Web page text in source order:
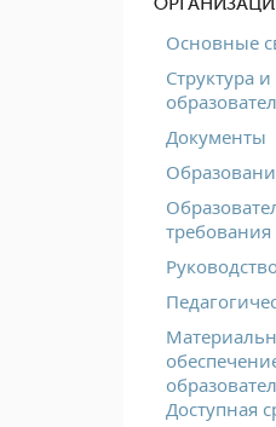
Основные
Структура
Документы
требования
Доступная